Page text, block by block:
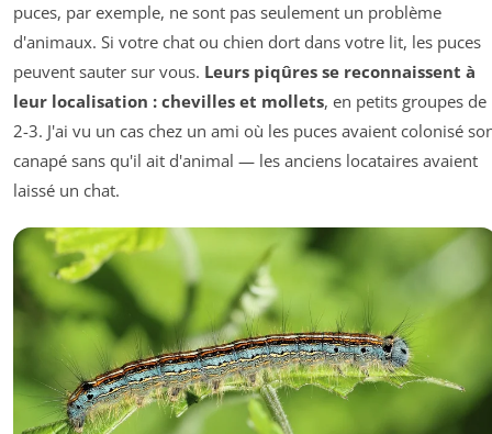
puces, par exemple, ne sont pas seulement un problème
d'animaux. Si votre chat ou chien dort dans votre lit, les puces
peuvent sauter sur vous. Leurs piqûres se reconnaissent à
leur localisation : chevilles et mollets, en petits groupes de
2-3. J'ai vu un cas chez un ami où les puces avaient colonisé
canapé sans qu'il ait d'animal — les anciens locataires avaient
laissé un chat.